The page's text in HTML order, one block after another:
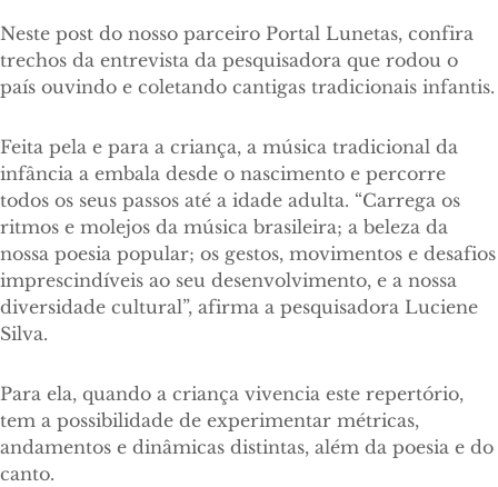
Neste post do nosso parceiro Portal Lunetas, confira
trechos da entrevista da pesquisadora que rodou o
país ouvindo e coletando cantigas tradicionais infantis.
Feita pela e para a criança, a música tradicional da
infância a embala desde o nascimento e percorre
todos os seus passos até a idade adulta. “Carrega os
ritmos e molejos da música brasileira; a beleza da
nossa poesia popular; os gestos, movimentos e desafios
imprescindíveis ao seu desenvolvimento, e a nossa
diversidade cultural”, afirma a pesquisadora Luciene
Silva.
Para ela, quando a criança vivencia este repertório,
tem a possibilidade de experimentar métricas,
andamentos e dinâmicas distintas, além da poesia e do
canto.